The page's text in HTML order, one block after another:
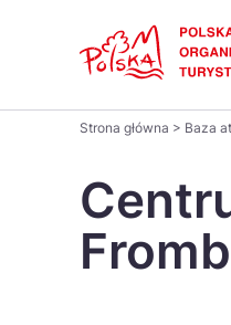
Pomysł na...
Regiony
Gastronomia
na
stronie
Strona główna > Baza